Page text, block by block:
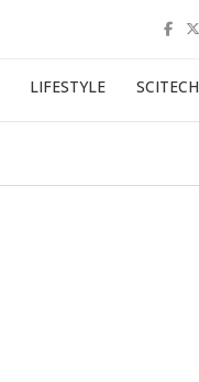
LIFESTYLE SCITECH